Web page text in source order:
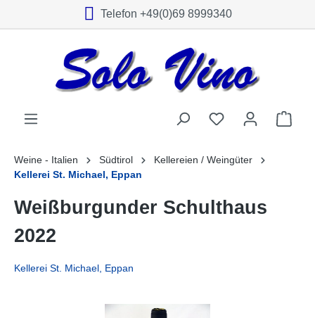
Telefon +49(0)69 8999340
Weine - Italien Südtirol
Kellereien / Weingüter
Kellerei St. Michael, Eppan
Weißburgunder Schulthaus
2022
Kellerei St. Michael, Eppan
Bildergalerie überspringen